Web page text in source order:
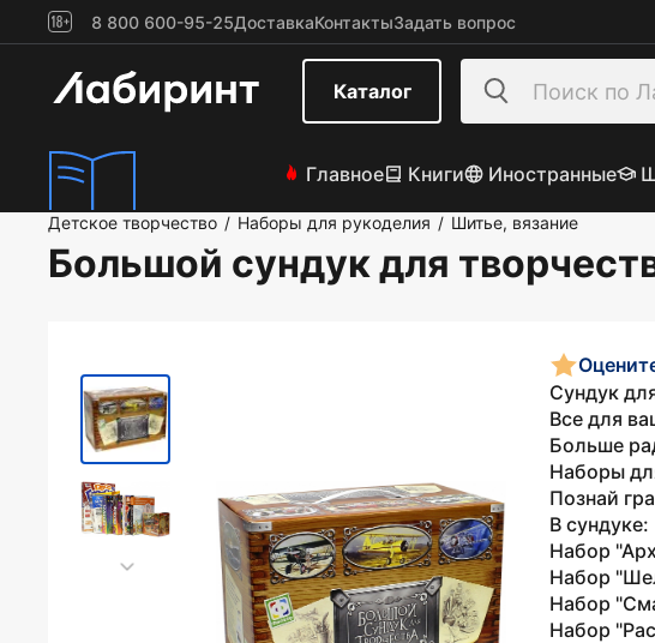
8 800 600-95-25ДоставкаКонтактыЗадать вопрос
Каталог
Главное Книги Иностранные
Детское творчество / Наборы для рукоделия / Шитье, вязание
Большой сундук для
Сундук
Все для
Больше
Наборы
Познай
В сундуке:
Набор
Набор
Набор
Набор